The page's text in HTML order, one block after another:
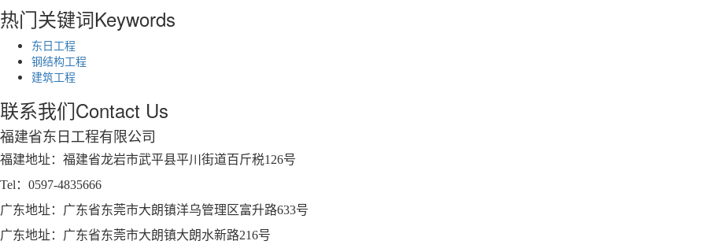
热门关键词Keywords
东日工程
钢结构工程
建筑工程
联系我们Contact Us
福建省东日工程有限公司
福建地址：福建省龙岩市武平县平川街道百斤税126号
Tel：0597-4835666
广东地址：广东省东莞市大朗镇洋乌管理区富升路633号
广东地址：广东省东莞市大朗镇大朗水新路216号